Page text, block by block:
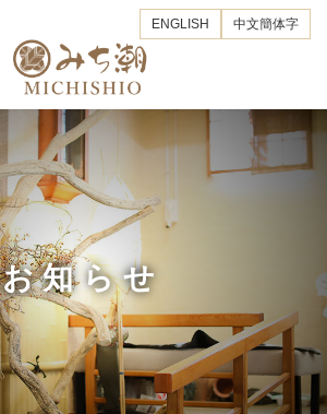
ENGLISH 中文簡体字
お知らせ